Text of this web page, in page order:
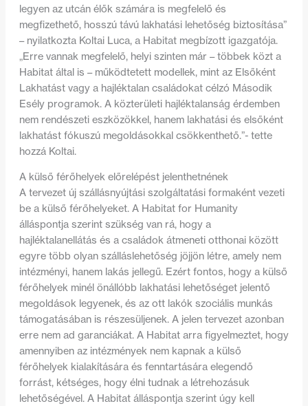
legyen az utcán élők számára is megfelelő és
megfizethető, hosszú távú lakhatási lehetőség biztosítása”
– nyilatkozta Koltai Luca, a Habitat megbízott igazgatója.
„Erre vannak megfelelő, helyi szinten már – többek közt a
Habitat által is – működtetett modellek, mint az Elsőként
Lakhatást vagy a hajléktalan családokat célzó Második
Esély programok. A közterületi hajléktalanság érdemben
nem rendészeti eszközökkel, hanem lakhatási és elsőként
lakhatást fókuszú megoldásokkal csökkenthető.”- tette
hozzá Koltai.
A külső férőhelyek előrelépést jelenthetnének
A tervezet új szállásnyújtási szolgáltatási formaként vezeti
be a külső férőhelyeket. A Habitat for Humanity
álláspontja szerint szükség van rá, hogy a
hajléktalanellátás és a családok átmeneti otthonai között
egyre több olyan szálláslehetőség jöjjön létre, amely nem
intézményi, hanem lakás jellegű. Ezért fontos, hogy a külső
férőhelyek minél önállóbb lakhatási lehetőséget jelentő
megoldások legyenek, és az ott lakók szociális munkás
támogatásában is részesüljenek. A jelen tervezet azonban
erre nem ad garanciákat. A Habitat arra figyelmeztet, hogy
amennyiben az intézmények nem kapnak a külső
férőhelyek kialakítására és fenntartására elegendő
forrást, kétséges, hogy élni tudnak a létrehozásuk
lehetőségével. A Habitat álláspontja szerint úgy kell